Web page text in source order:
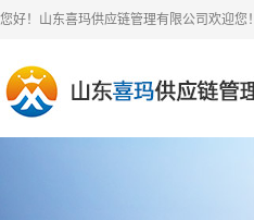
您好！山东喜玛供应链管理有限公司欢迎您！